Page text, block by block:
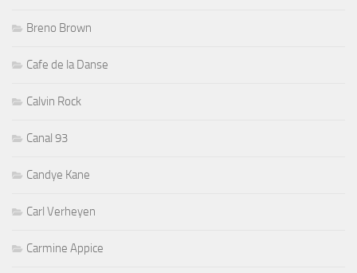
Breno Brown
Cafe de la Danse
Calvin Rock
Canal 93
Candye Kane
Carl Verheyen
Carmine Appice